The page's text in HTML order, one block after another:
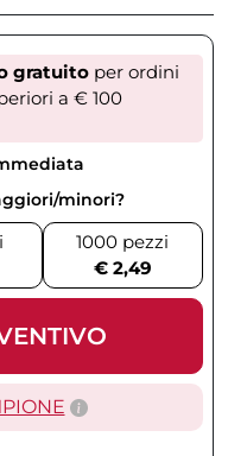
gratuitoper ordini
a € 100
minori?
1000 pezzi
€ 2,49